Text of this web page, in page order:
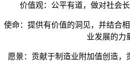
价值观：公平有道，做对社会
使命：提供有价值的洞见，并结合
业发展的力
愿景：贡献于制造业附加值创造，